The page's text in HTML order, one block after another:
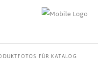
FÜR KATALOG